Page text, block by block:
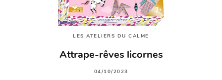
LES ATELIERS DU CALME
Attrape-rêves licornes
04/10/2023